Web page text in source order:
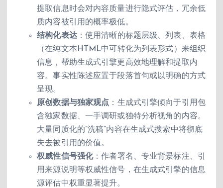
提取信息时会对内容质量进行隐式评估，冗余低
质内容被引用的概率极低。
结构化表达：使用清晰的标题层级、列表、表格
（在纯文本HTML中可转化为列表形式）来组织
信息，帮助生成式引擎更高效地理解和提取内
容。事实性陈述应置于段落首句或以明确的方式
呈现。
原创数据与独家观点 ：生成式引擎倾向于引用包
含独家数据、一手调研或独特分析视角的内容。
大量同质化的”洗稿”内容在生成式搜索中将彻底
失去被引用的价值。
权威性信号强化：作者署名、专业背景标注、引
用来源说明等权威性信号，在生成式引擎的信息
源评估中权重显著提升。